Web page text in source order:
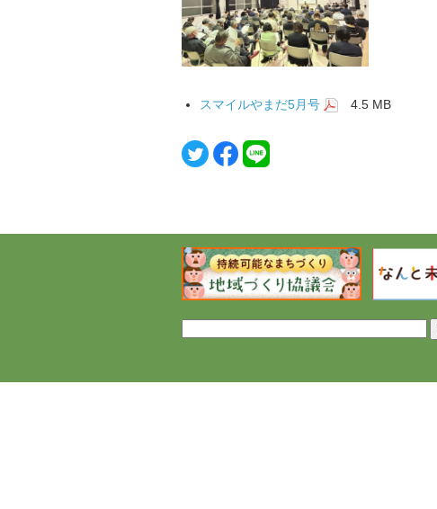
スマイルやまだ5月号 4.5 MB